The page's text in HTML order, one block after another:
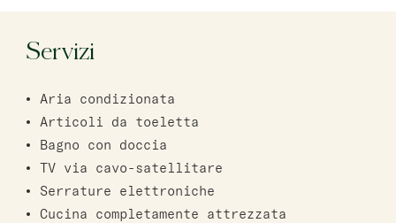
Servizi
Aria condizionata
Articoli da toeletta
Bagno con doccia
TV via cavo-satellitare
Serrature elettroniche
Cucina completamente attrezzata